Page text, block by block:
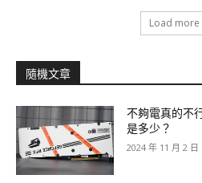
Load more
隨機文章
不夠電真的不
是多少？
2024 年 11 月 2 日